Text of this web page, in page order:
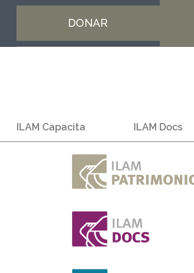
DONAR
ILAM Capacita ILAM Docs